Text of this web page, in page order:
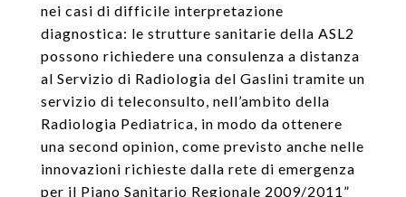
nei casi di difficile interpretazione
diagnostica: le strutture sanitarie della ASL2
possono richiedere una consulenza a distanza
al Servizio di Radiologia del Gaslini tramite un
servizio di teleconsulto, nell’ambito della
Radiologia Pediatrica, in modo da ottenere
una second opinion, come previsto anche nelle
innovazioni richieste dalla rete di emergenza
per il Piano Sanitario Regionale 2009/2011”